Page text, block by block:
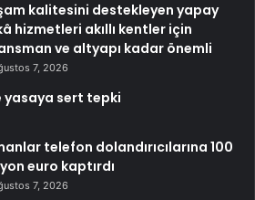
kalitesini destekleyen yapay
hizmetleri akıllı kentler için
ve altyapı kadar önemli
7, 2026
yasaya sert tepki
telefon dolandırıcılarına 100
euro kaptırdı
7, 2026